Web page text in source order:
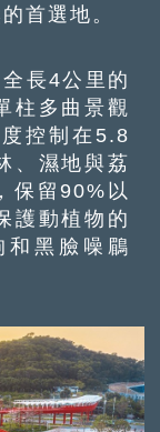
首選地。
長4公里的
柱多曲景觀
控制在5.8
、濕地與荔
保留90%以
護動植物的
和黑臉噪鶥